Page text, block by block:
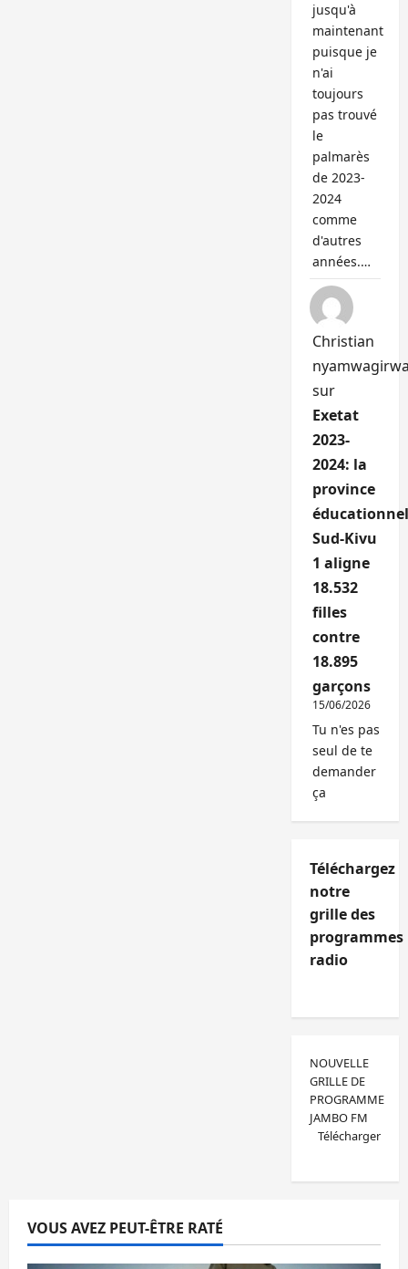
jusqu'à
maintenant
puisque je
n'ai
toujours
pas trouvé
le
palmarès
de 2023-
2024
comme
d'autres
années.…
Christian
sur
Exetat
2023-
2024: la
province
Sud-Kivu
1 aligne
18.532
filles
contre
18.895
garçons
15/06/2026
Tu n'es pas
seul de te
demander
ça
Téléchargez
notre
grille des
programmes
radio
NOUVELLE
GRILLE DE
PROGRAMME
JAMBO FM
Télécharger
VOUS AVEZ PEUT-ÊTRE RATÉ